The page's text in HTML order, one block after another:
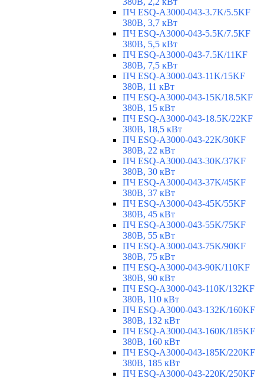
ПЧ ESQ-A3000-043-3.7K/5.5KF
380В, 3,7 кВт
ПЧ ESQ-A3000-043-5.5K/7.5KF
380В, 5,5 кВт
ПЧ ESQ-A3000-043-7.5K/11KF
380В, 7,5 кВт
ПЧ ESQ-A3000-043-11K/15KF
380В, 11 кВт
ПЧ ESQ-A3000-043-15K/18.5KF
380В, 15 кВт
ПЧ ESQ-A3000-043-18.5K/22KF
380В, 18,5 кВт
ПЧ ESQ-A3000-043-22K/30KF
380В, 22 кВт
ПЧ ESQ-A3000-043-30K/37KF
380В, 30 кВт
ПЧ ESQ-A3000-043-37K/45KF
380В, 37 кВт
ПЧ ESQ-A3000-043-45K/55KF
380В, 45 кВт
ПЧ ESQ-A3000-043-55K/75KF
380В, 55 кВт
ПЧ ESQ-A3000-043-75K/90KF
380В, 75 кВт
ПЧ ESQ-A3000-043-90K/110KF
380В, 90 кВт
ПЧ ESQ-A3000-043-110K/132KF
380В, 110 кВт
ПЧ ESQ-A3000-043-132K/160KF
380В, 132 кВт
ПЧ ESQ-A3000-043-160K/185KF
380В, 160 кВт
ПЧ ESQ-A3000-043-185K/220KF
380В, 185 кВт
ПЧ ESQ-A3000-043-220K/250KF